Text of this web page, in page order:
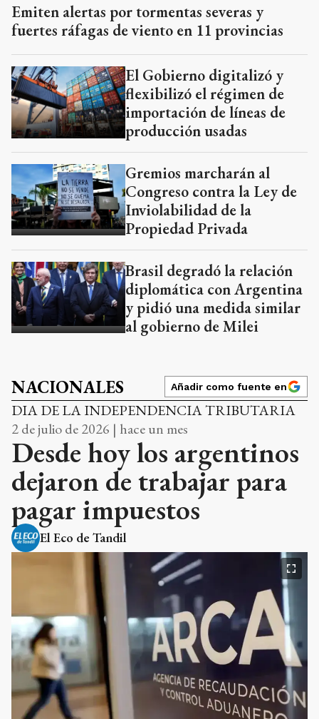
Emiten alertas por tormentas severas y
fuertes ráfagas de viento en 11 provincias
El Gobierno digitalizó y
flexibilizó el régimen de
importación de líneas de
producción usadas
Gremios marcharán al
Congreso contra la Ley de
Inviolabilidad de la
Propiedad Privada
Brasil degradó la relación
diplomática con Argentina
y pidió una medida similar
al gobierno de Milei
NACIONALES Añadir como fuente en
DIA DE LA INDEPENDENCIA TRIBUTARIA
2 de julio de 2026 | hace un mes
Desde hoy los argentinos
dejaron de trabajar para
pagar impuestos
El Eco de Tandil